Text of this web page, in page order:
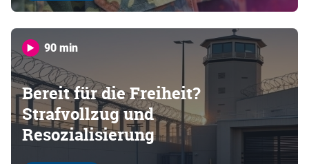
90 min
Bereit für die Freiheit?
Strafvollzug und
Resozialisierung